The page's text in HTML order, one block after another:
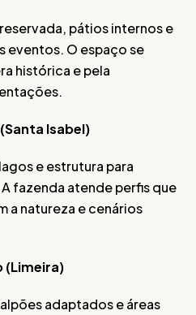
pátios internos e
eventos. O espaço se
histórica e pela
Isabel)
e estrutura para
fazenda atende perfis que
a natureza e cenários
(Limeira)
adaptados e áreas